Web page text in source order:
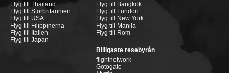
Flyg till Thailand
Flyg till Storbritannien
Flyg till USA
Flyg till Filippinerna
Flyg till Italien
Flyg till Japan
Flyg till Bangkok
Flyg till London
Flyg till New York
Flyg till Manila
Flyg till Rom
Billigaste resebyrån
flightnetwork
Gotogate